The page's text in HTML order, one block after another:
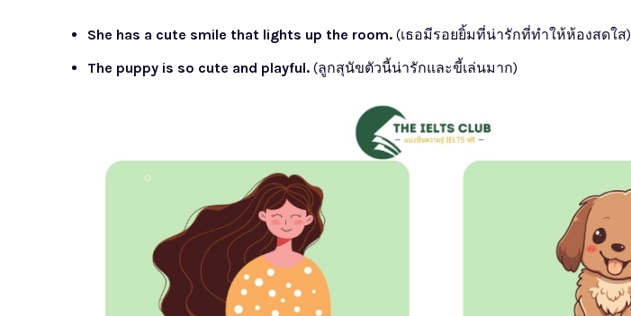
She has a cute smile that lights up the room. (เธอมีรอยยิ้มที่น่ารักที่ทำให้ห้องสดใส)
The puppy is so cute and playful. (ลูกสุนัขตัวนี้น่ารักและขี้เล่นมาก)